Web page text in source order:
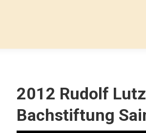
2012 Rudolf Lutz
Bachstiftung